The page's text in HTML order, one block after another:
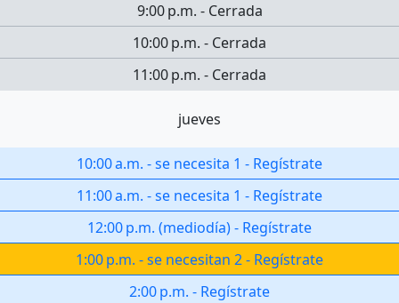
9:00 p.m. - Cerrada
10:00 p.m. - Cerrada
11:00 p.m. - Cerrada
jueves
10:00 a.m. -se necesita 1 - Regístrate
11:00 a.m. -se necesita 1 - Regístrate
12:00 p.m. (mediodía)- Regístrate
1:00 p.m. -se necesitan 2- Regístrate
2:00 p.m. - Regístrate